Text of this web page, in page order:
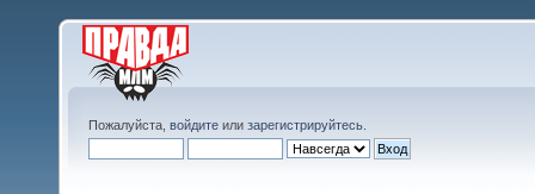
Пожалуйста, войдите или зарегистрируйтесь